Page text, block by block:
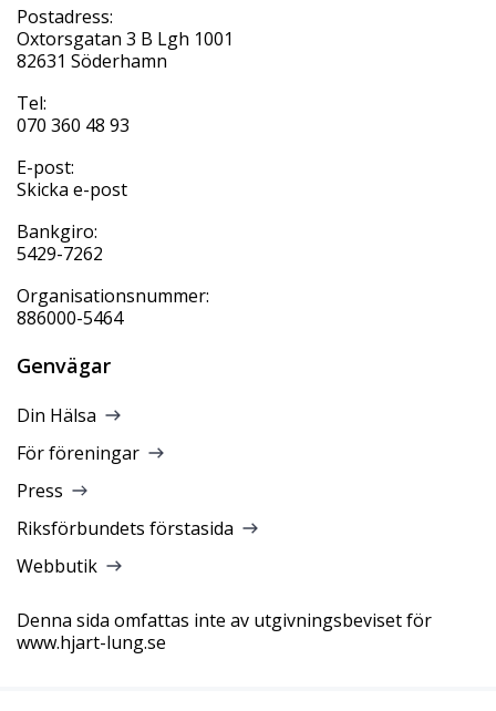
Postadress:
Oxtorsgatan 3 B Lgh 1001
82631 Söderhamn
Tel:
070 360 48 93
E-post:
Skicka e-post
Bankgiro:
5429-7262
Organisationsnummer:
886000-5464
Genvägar
Din Hälsa
För föreningar
Press
Riksförbundets förstasida
Webbutik
Denna sida omfattas inte av utgivningsbeviset för
www.hjart-lung.se